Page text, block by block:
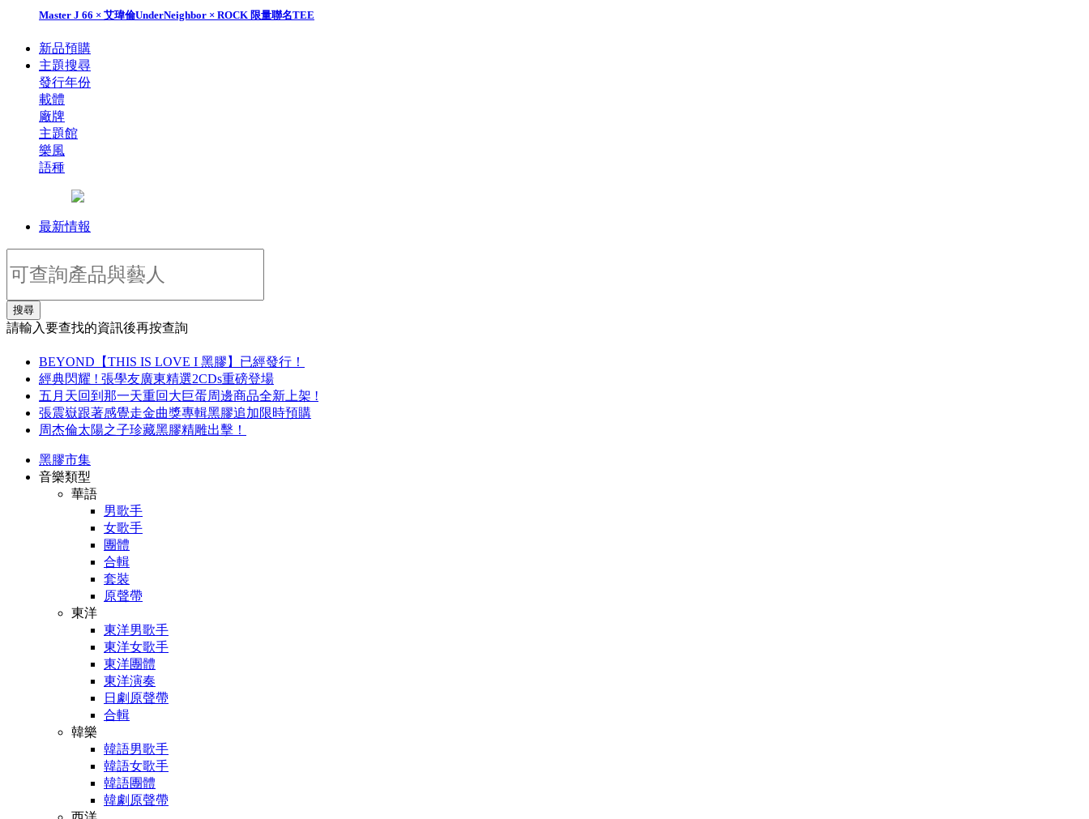
Master J 66 × 艾瑋倫UnderNeighbor × ROCK 限量聯名TEE
新品預購
主題搜尋
發行年份
載體
廠牌
主題館
樂風
語種
最新情報
搜尋
請輸入要查找的資訊後再按查詢
BEYOND【THIS IS LOVE I 黑膠】已經發行！
經典閃耀 ! 張學友廣東精選2CDs重磅登場
五月天回到那一天重回大巨蛋周邊商品全新上架 !
張震嶽跟著感覺走金曲獎專輯黑膠追加限時預購
周杰倫太陽之子珍藏黑膠精雕出擊！
黑膠市集
音樂類型
華語
男歌手
女歌手
團體
合輯
套裝
原聲帶
東洋
東洋男歌手
東洋女歌手
東洋團體
東洋演奏
日劇原聲帶
合輯
韓樂
韓語男歌手
韓語女歌手
韓語團體
韓劇原聲帶